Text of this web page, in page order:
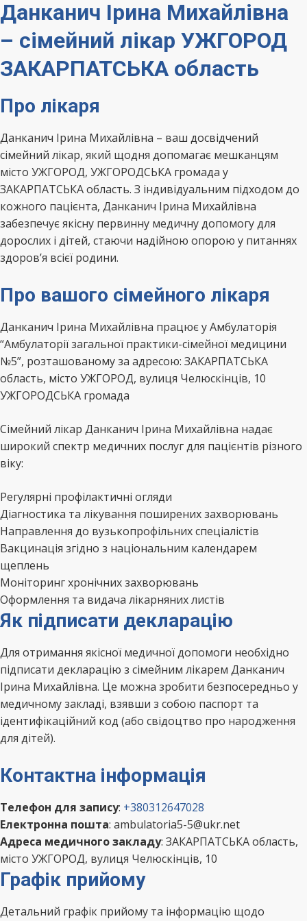
Данканич Ірина Михайлівна
– сімейний лікар УЖГОРОД
ЗАКАРПАТСЬКА область
Про лікаря
Данканич Ірина Михайлівна – ваш досвідчений
сімейний лікар, який щодня допомагає мешканцям
місто УЖГОРОД, УЖГОРОДСЬКА громада у
ЗАКАРПАТСЬКА область. З індивідуальним підходом до
кожного пацієнта, Данканич Ірина Михайлівна
забезпечує якісну первинну медичну допомогу для
дорослих і дітей, стаючи надійною опорою у питаннях
здоров’я всієї родини.
Про вашого сімейного лікаря
Данканич Ірина Михайлівна працює у Амбулаторія
“Амбулаторії загальної практики-сімейної медицини
№5”, розташованому за адресою: ЗАКАРПАТСЬКА
область, місто УЖГОРОД, вулиця Челюскінців, 10
УЖГОРОДСЬКА громада
Сімейний лікар Данканич Ірина Михайлівна надає
широкий спектр медичних послуг для пацієнтів різного
віку:
Регулярні профілактичні огляди
Діагностика та лікування поширених захворювань
Направлення до вузькопрофільних спеціалістів
Вакцинація згідно з національним календарем
щеплень
Моніторинг хронічних захворювань
Оформлення та видача лікарняних листів
Як підписати декларацію
Для отримання якісної медичної допомоги необхідно
підписати декларацію з сімейним лікарем Данканич
Ірина Михайлівна. Це можна зробити безпосередньо у
медичному закладі, взявши з собою паспорт та
ідентифікаційний код (або свідоцтво про народження
для дітей).
Контактна інформація
Телефон для запису: +380312647028
Електронна пошта: ambulatoria5-5@ukr.net
Адреса медичного закладу: ЗАКАРПАТСЬКА область,
місто УЖГОРОД, вулиця Челюскінців, 10
Графік прийому
Детальний графік прийому та інформацію щодо